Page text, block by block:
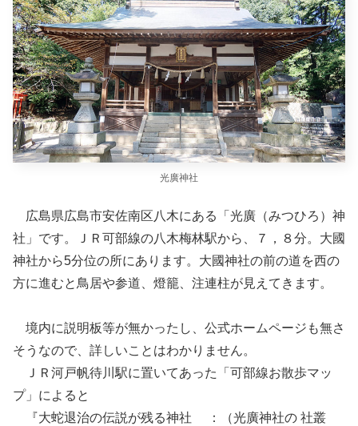
光廣神社
広島県広島市安佐南区八木にある「光廣（みつひろ）神
社」です。ＪＲ可部線の八木梅林駅から、７，８分。大國
神社から5分位の所にあります。大國神社の前の道を西の
方に進むと鳥居や参道、燈籠、注連柱が見えてきます。
境内に説明板等が無かったし、公式ホームページも無さ
そうなので、詳しいことはわかりません。
ＪＲ河戸帆待川駅に置いてあった「可部線お散歩マッ
プ」によると
『大蛇退治の伝説が残る神社 ：（光廣神社の 社叢